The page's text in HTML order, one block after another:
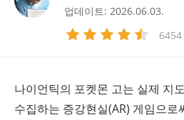
업데이트: 2026.06.03.
나이언틱의 포켓몬 고는 실제 지
수집하는 증강현실(AR) 게임으로